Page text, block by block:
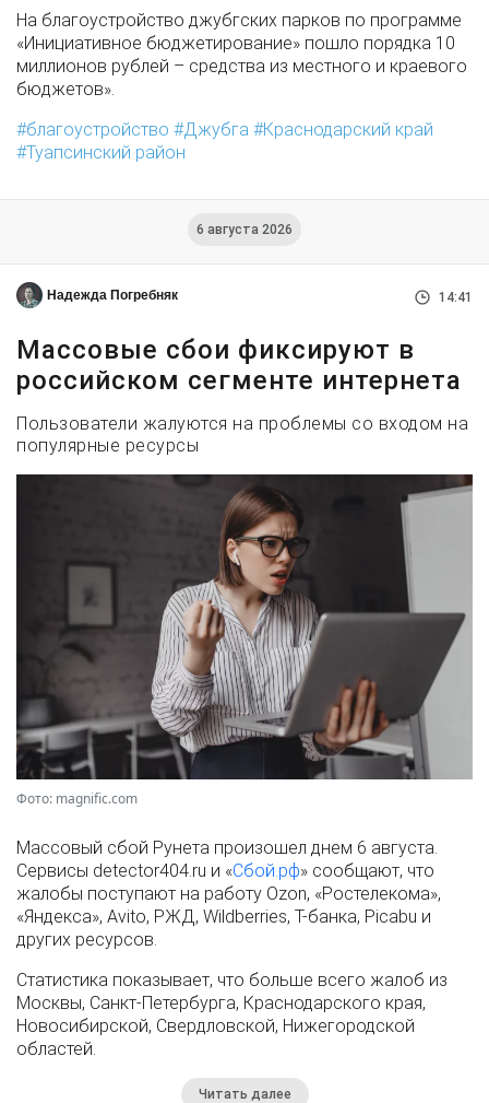
На благоустройство джубгских парков по программе
«Инициативное бюджетирование» пошло порядка 10
миллионов рублей – средства из местного и краевого
бюджетов».
благоустройство
Джубга
Краснодарский край
Туапсинский район
6 августа 2026
Надежда Погребняк 14:41
Массовые сбои фиксируют в
российском сегменте интернета
Пользователи жалуются на проблемы со входом на
популярные ресурсы
Фото: magnific.com
Массовый сбой Рунета произошел днем 6 августа.
Сервисы detector404.ru и «Сбой.рф» сообщают, что
жалобы поступают на работу Ozon, «Ростелекома»,
«Яндекса», Avito, РЖД, Wildberries, Т-банка, Picabu и
других ресурсов.
Статистика показывает, что больше всего жалоб из
Москвы, Санкт-Петербурга, Краснодарского края,
Новосибирской, Свердловской, Нижегородской
областей.
Читать далее